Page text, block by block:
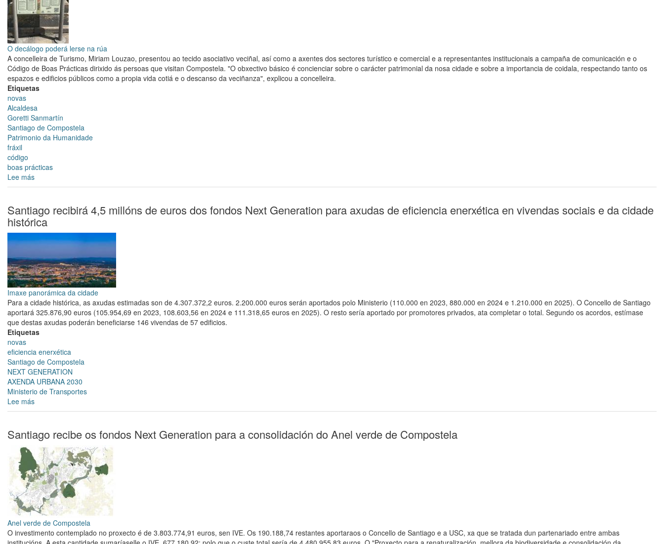
O decálogo poderá lerse na rúa
A concelleira de Turismo, Miriam Louzao, presentou ao tecido asociativo veciñal, así como a axentes dos sectores turístico e comercial e a representantes institucionais a campaña de comunicación e o
Código de Boas Prácticas dirixido ás persoas que visitan Compostela. "O obxectivo básico é concienciar sobre o carácter patrimonial da nosa cidade e sobre a importancia de coidala, respectando tanto os
espazos e edificios públicos como a propia vida cotiá e o descanso da veciñanza", explicou a concelleira.
Etiquetas
novas
Alcaldesa
Goretti Sanmartín
Santiago de Compostela
Patrimonio da Humanidade
fráxil
código
boas prácticas
Lee más
O
presenta
un
Código
Boas
Prácticas
para
potenciar
un
turismo
consciente
en
Compostela
Santiago recibirá 4,5 millóns de euros dos fondos Next Generation para axudas de eficiencia enerxética en vivendas sociais e da cidade
histórica
Imaxe panorámica da cidade
Para a cidade histórica, as axudas estimadas son de 4.307.372,2 euros. 2.200.000 euros serán aportados polo Ministerio (110.000 en 2023, 880.000 en 2024 e 1.210.000 en 2025). O Concello de Santiago
aportará 325.876,90 euros (105.954,69 en 2023, 108.603,56 en 2024 e 111.318,65 euros en 2025). O resto sería aportado por promotores privados, ata completar o total. Segundo os acordos, estímase
que destas axudas poderán beneficiarse 146 vivendas de 57 edificios.
Etiquetas
novas
eficiencia enerxética
Santiago de Compostela
NEXT GENERATION
AXENDA URBANA 2030
Ministerio de Transportes
Lee más
Santiago
4,5
millóns
de
euros
dos
fondos
Next
Generation
para
axudas
de
eficiencia
Santiago recibe os fondos Next Generation para a consolidación do Anel verde de Compostela
Anel verde de Compostela
O investimento contemplado no proxecto é de 3.803.774,91 euros, sen IVE. Os 190.188,74 restantes aportaraos o Concello de Santiago e a USC, xa que se tratada dun partenariado entre ambas